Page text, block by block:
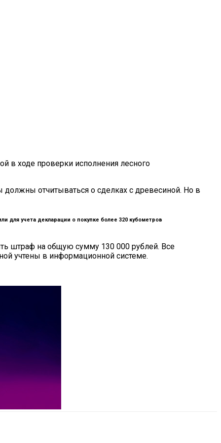
в ходе проверки исполнения лесного
отчитываться о сделках с древесиной. Но в
для учета декларации о покупке более 320 кубометров
штраф на общую сумму 130 000 рублей. Все
учтены в информационной системе.